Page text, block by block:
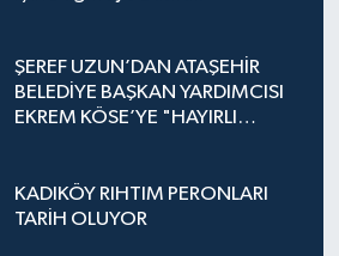
ŞEREF UZUN’DAN ATAŞEHİR
BELEDİYE BAŞKAN YARDIMCISI
EKREM KÖSE’YE "HAYIRLI
KADIKÖY RIHTIM PERONLARI
TARİH OLUYOR